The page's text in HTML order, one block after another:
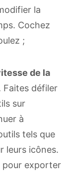
la
Cochez
;
de la
Faites défiler
sur
à
tels que
leurs icônes.
pour exporter